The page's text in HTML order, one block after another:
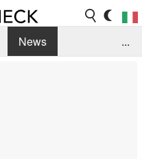
News
...